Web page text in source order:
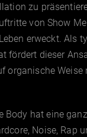
zu
von Show
erweckt. Als
fördert dieser
organische Weise
Body hat eine
Noise, Rap